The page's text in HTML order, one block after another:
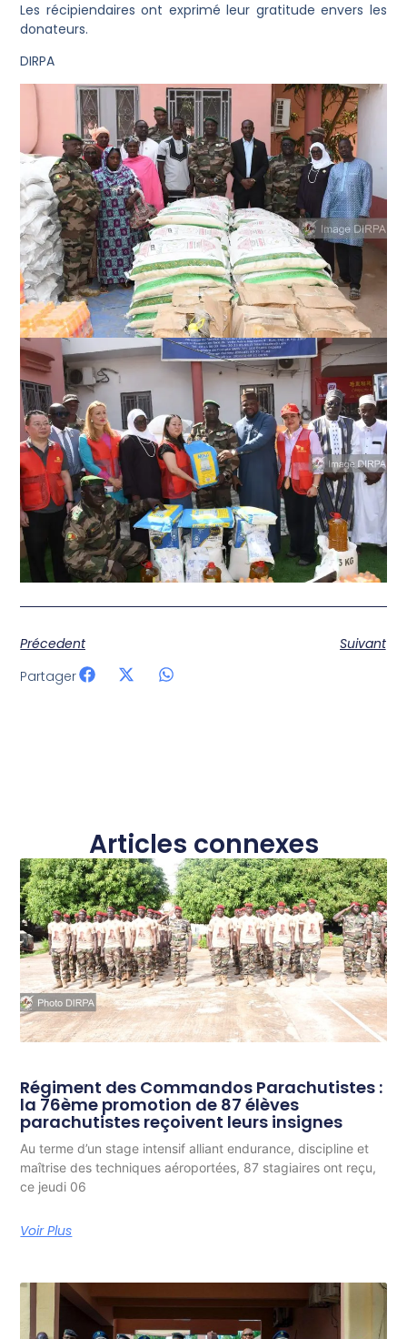
Les récipiendaires ont exprimé leur gratitude envers les
donateurs.
DIRPA
Précedent
Suivant
Partager
Articles connexes
Régiment des Commandos Parachutistes :
la 76ème promotion de 87 élèves
parachutistes reçoivent leurs insignes
Au terme d’un stage intensif alliant endurance, discipline et
maîtrise des techniques aéroportées, 87 stagiaires ont reçu,
ce jeudi 06
Voir Plus